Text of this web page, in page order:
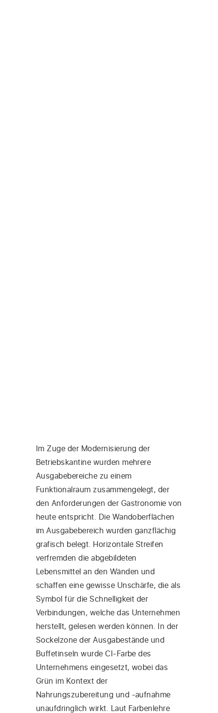
Im Zuge der Modernisierung der
Betriebskantine wurden mehrere
Ausgabebereiche zu einem
Funktionalraum zusammengelegt, der
den Anforderungen der Gastronomie von
heute entspricht. Die Wandoberflächen
im Ausgabebereich wurden ganzflächig
grafisch belegt. Horizontale Streifen
verfremden die abgebildeten
Lebensmittel an den Wänden und
schaffen eine gewisse Unschärfe, die als
Symbol für die Schnelligkeit der
Verbindungen, welche das Unternehmen
herstellt, gelesen werden können. In der
Sockelzone der Ausgabestände und
Buffetinseln wurde CI-Farbe des
Unternehmens eingesetzt, wobei das
Grün im Kontext der
Nahrungszubereitung und -aufnahme
unaufdringlich wirkt. Laut Farbenlehre